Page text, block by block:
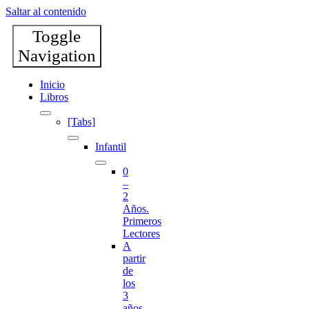
Saltar al contenido
Toggle
Navigation
Inicio
Libros
[Tabs]
Infantil
0
–
2
Años.
Primeros
Lectores
A
partir
de
los
3